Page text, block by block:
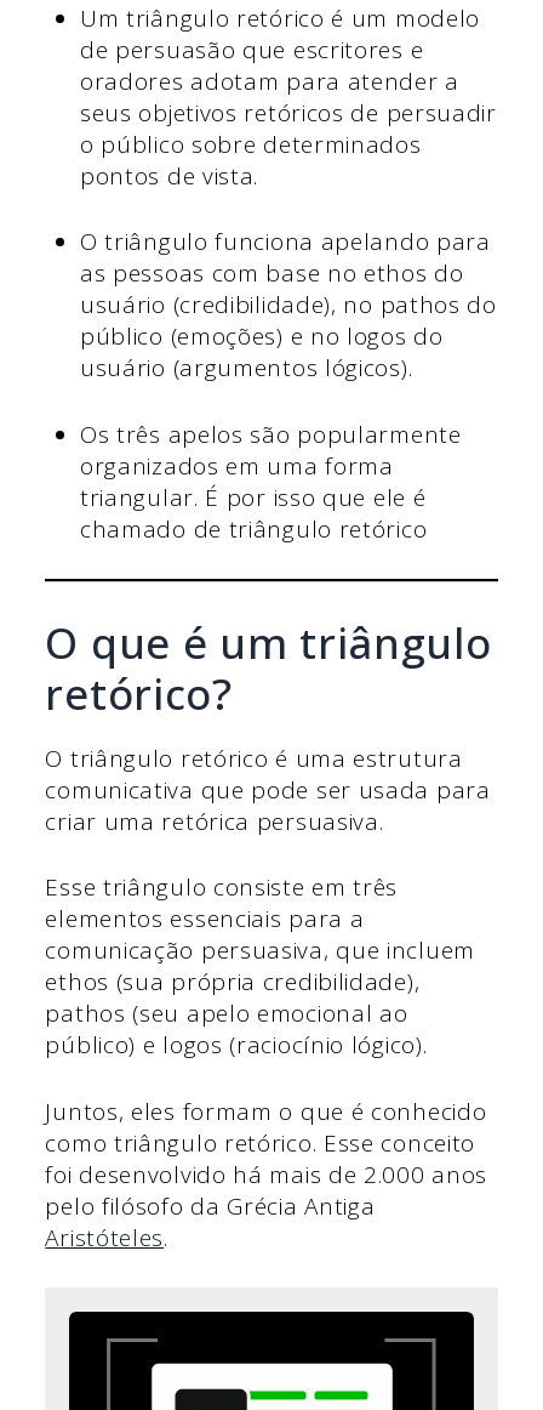
Um triângulo retórico é um modelo
de persuasão que escritores e
oradores adotam para atender a
seus objetivos retóricos de persuadir
o público sobre determinados
pontos de vista.
O triângulo funciona apelando para
as pessoas com base no ethos do
usuário (credibilidade), no pathos do
público (emoções) e no logos do
usuário (argumentos lógicos).
Os três apelos são popularmente
organizados em uma forma
triangular. É por isso que ele é
chamado de triângulo retórico
O que é um triângulo
retórico?
O triângulo retórico é uma estrutura
comunicativa que pode ser usada para
criar uma retórica persuasiva.
Esse triângulo consiste em três
elementos essenciais para a
comunicação persuasiva, que incluem
ethos (sua própria credibilidade),
pathos (seu apelo emocional ao
público) e logos (raciocínio lógico).
Juntos, eles formam o que é conhecido
como triângulo retórico. Esse conceito
foi desenvolvido há mais de 2.000 anos
pelo filósofo da Grécia Antiga
Aristóteles.